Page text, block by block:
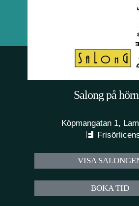
Salong på
Köpmangatan 1,
VISA
BOKA TID